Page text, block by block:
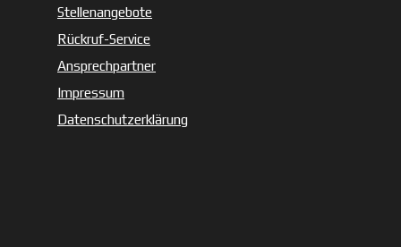
Stellenangebote
Rückruf-Service
Ansprechpartner
Impressum
Datenschutzerklärung